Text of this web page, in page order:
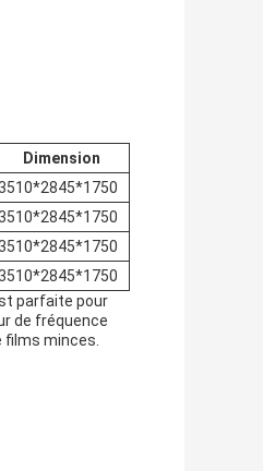
Dimension
parfaite pour
de fréquence
films minces.